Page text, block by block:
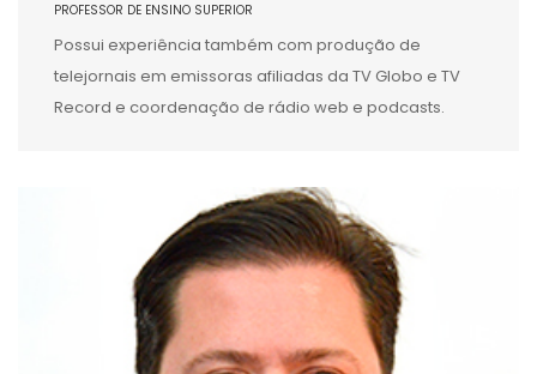
PROFESSOR DE ENSINO SUPERIOR
Possui experiência também com produção de
telejornais em emissoras afiliadas da TV Globo e TV
Record e coordenação de rádio web e podcasts.